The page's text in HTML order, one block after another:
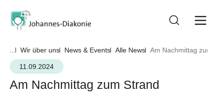
... Wir über uns News & Events Alle News Am Nachmittag zum
11.09.2024
Am Nachmittag zum Strand